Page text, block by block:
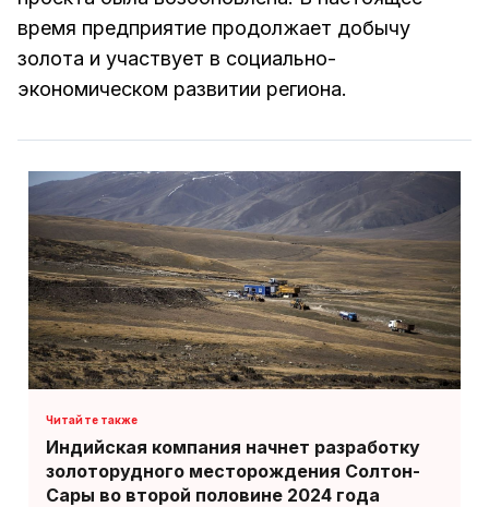
время предприятие продолжает добычу
золота и участвует в социально-
экономическом развитии региона.
Индийская компания начнет разработку
золоторудного месторождения Солтон-
Сары во второй половине 2024 года